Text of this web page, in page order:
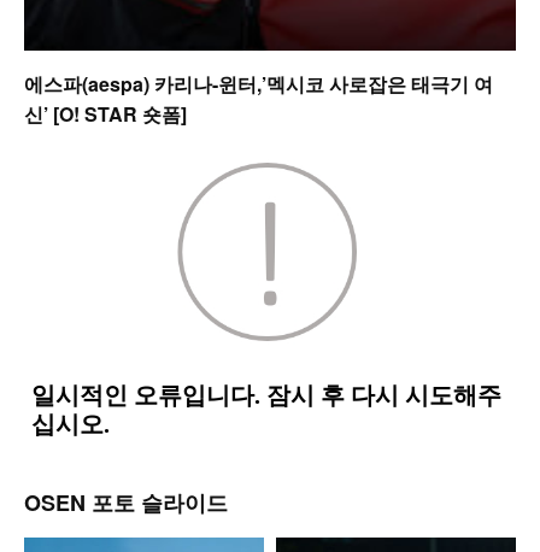
에스파(aespa) 카리나-윈터,’멕시코 사로잡은 태극기 여
신’ [O! STAR 숏폼]
OSEN 포토 슬라이드